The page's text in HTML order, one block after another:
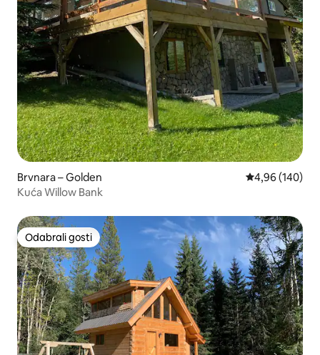
Brvnara – Golden Prosječna
4,96 (140)
Kuća Willow Bank
Odabrali gosti
Odabrali gosti